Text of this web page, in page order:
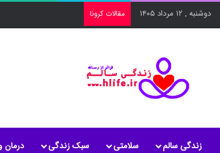
دوشنبه , ۱۲ مرداد ۱۴۰۵ مقالات کرونا
زندگی سالم سلامتی سبک زندگی درمان